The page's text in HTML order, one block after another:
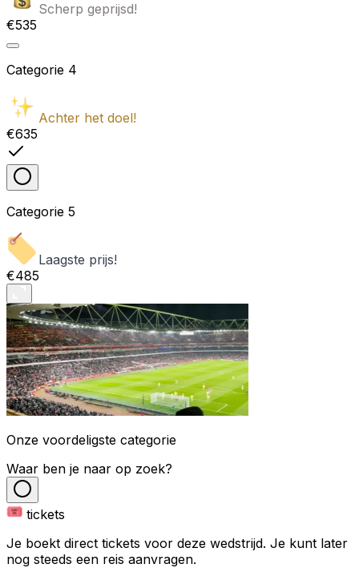
Scherp geprijsd!
€535
Categorie 4
Achter het doel!
€635
Categorie 5
Laagste prijs!
€485
Onze voordeligste categorie
Waar ben je naar op zoek?
tickets
Je boekt direct tickets voor deze wedstrijd. Je kunt later
nog steeds een reis aanvragen.